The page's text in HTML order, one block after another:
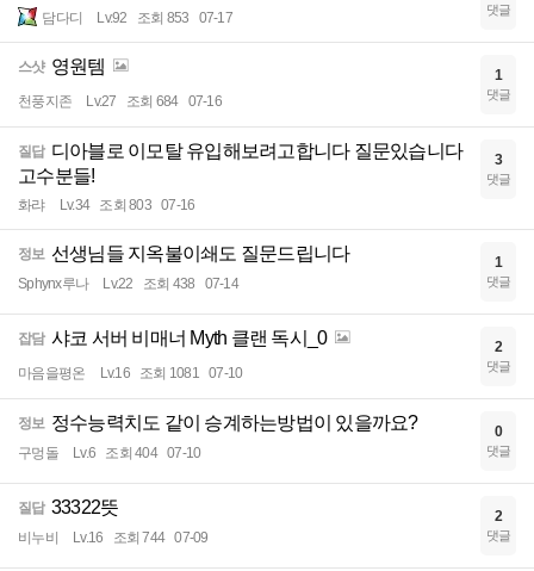
담다디 Lv.92 조회 853 07-17 댓글
스샷 영원템
천풍지존 Lv.27 조회 684 07-16
1
댓글
질답 디아블로 이모탈 유입해보려고합니다 질문있습니다
고수분들!
화랴 Lv.34 조회 803 07-16
3
댓글
정보 선생님들 지옥불이쇄도 질문드립니다
Sphynx루나 Lv.22 조회 438 07-14
1
댓글
잡담 샤코 서버 비매너 Myth 클랜 독시_0
마음을평온 Lv.16 조회 1081 07-10
2
댓글
정보 정수능력치도 같이 승계하는방법이 있을까요?
구멍돌 Lv.6 조회 404 07-10
0
댓글
질답 33322뜻
비누비 Lv.16 조회 744 07-09
2
댓글